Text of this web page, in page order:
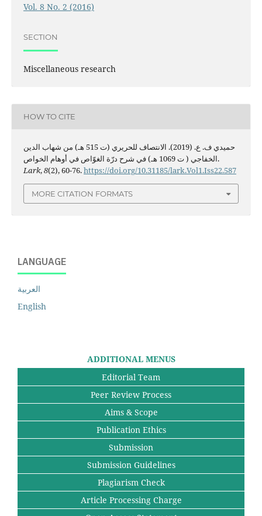
Vol. 8 No. 2 (2016)
SECTION
Miscellaneous research
HOW TO CITE
حميدي ف. ع. (2019). الانتصاف للحريري (ت 515 هـ) من شهاب الدين
الخفاجي ( ت 1069 هـ) في شرح درّة الغوّاص في أوهام الخواص.
Lark,8(2), 60-76.https://doi.org/10.31185/lark.Vol1.Iss22.587
MORE CITATION FORMATS
LANGUAGE
العربية
English
ADDITIONAL MENUS
Editorial Team
Peer Review Process
Aims & Scope
Publication Ethics
Submission
Submission Guidelines
Plagiarism Check
Article Processing Charge